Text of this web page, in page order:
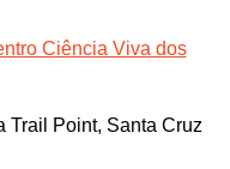
Ciência Viva dos
Trail Point, Santa Cruz